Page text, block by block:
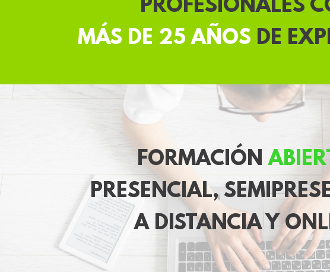
PROFESIONALES
MÁS DE 25 AÑOS DE
FORMACIÓN
PRESENCIAL,
A DISTANCIA Y